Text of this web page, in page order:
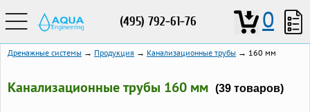
(495) 792-61-76 0
Дренажные системы → Продукция → Канализационные трубы → 160 мм
Канализационные трубы 160 мм (39 товаров)